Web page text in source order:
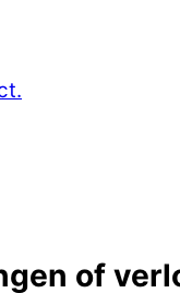
of